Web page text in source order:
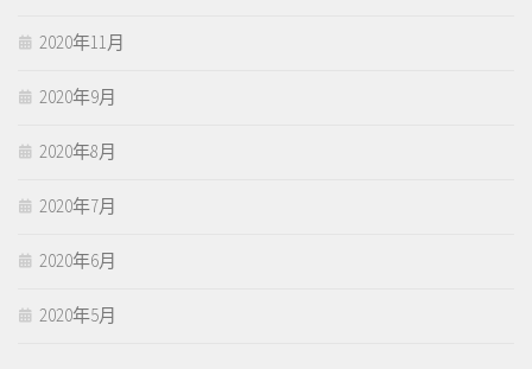
2020年11月
2020年9月
2020年8月
2020年7月
2020年6月
2020年5月